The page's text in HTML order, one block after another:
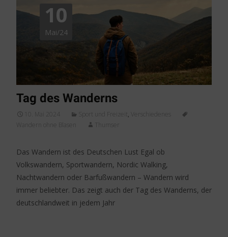
10
Mai/24
Tag des Wanderns
10. Mai 2024 Sport und Freizeit, Verschiedenes
Thumser
Das Wandern ist des Deutschen Lust Egal ob
Volkswandern, Sportwandern, Nordic Walking,
Nachtwandern oder Barfußwandern – Wandern wird
immer beliebter. Das zeigt auch der Tag des Wanderns, der
deutschlandweit in jedem Jahr